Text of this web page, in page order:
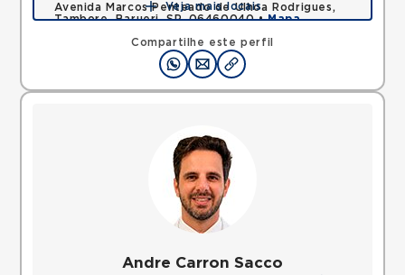
Compartilhe este perfil
Avenida Marcos Penteado de Ulhoa Rodrigues,
Tambore, Barueri, SP, 06460040 •Mapa
Veja mais locais
Andre Carron Sacco